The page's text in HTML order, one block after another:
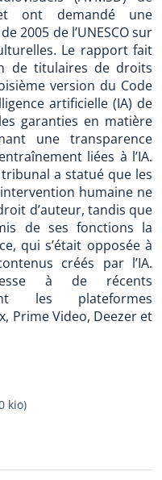
ont demandé une
2005 de l’UNESCO sur
Le rapport fait
de titulaires de droits
version du Code
artificielle (IA) de
garanties en matière
une transparence
liées à l’IA.
a statué que les
humaine ne
d’auteur, tandis que
de ses fonctions la
qui s’était opposée à
créés par l’IA.
à de récents
les plateformes
Prime Video, Deezer et
kio)